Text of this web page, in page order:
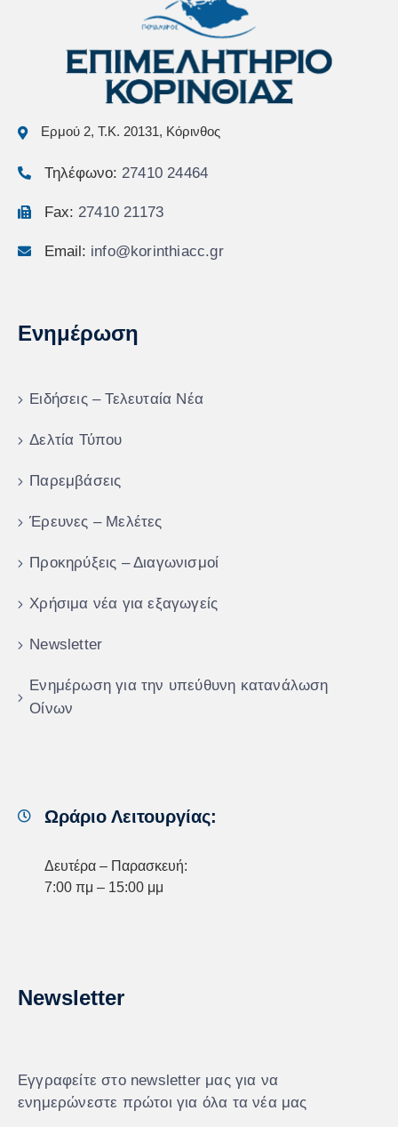
Ερμού 2, Τ.Κ. 20131, Κόρινθος
Τηλέφωνο: 27410 24464
Fax: 27410 21173
Email: info@korinthiacc.gr
Ενημέρωση
Ειδήσεις – Τελευταία Νέα
Δελτία Τύπου
Παρεμβάσεις
Έρευνες – Μελέτες
Προκηρύξεις – Διαγωνισμοί
Χρήσιμα νέα για εξαγωγείς
Newsletter
Ενημέρωση για την υπεύθυνη κατανάλωση
Οίνων
Ωράριο Λειτουργίας:
Δευτέρα – Παρασκευή:
7:00 πμ – 15:00 μμ
Newsletter
Εγγραφείτε στο newsletter μας για να
ενημερώνεστε πρώτοι για όλα τα νέα μας